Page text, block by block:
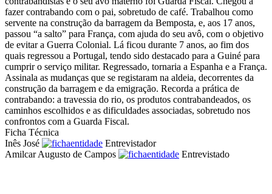
fazer contrabando com o pai, sobretudo de café. Trabalhou como
servente na construção da barragem da Bemposta, e, aos 17 anos,
passou “a salto” para França, com ajuda do seu avô, com o objetivo
de evitar a Guerra Colonial. Lá ficou durante 7 anos, ao fim dos
quais regressou a Portugal, tendo sido destacado para a Guiné para
cumprir o serviço militar. Regressado, tornaria a Espanha e a França.
Assinala as mudanças que se registaram na aldeia, decorrentes da
construção da barragem e da emigração. Recorda a prática de
contrabando: a travessia do rio, os produtos contrabandeados, os
caminhos escolhidos e as dificuldades associadas, sobretudo nos
confrontos com a Guarda Fiscal.
Ficha Técnica
Inês José
Entrevistador
Amilcar Augusto de Campos
Entrevistado